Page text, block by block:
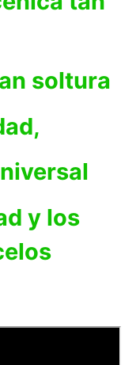
soltura
y los